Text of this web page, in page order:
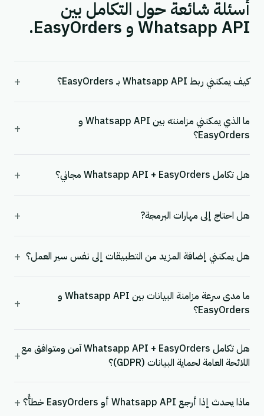
أسئلة شائعة حول التكامل بين
Whatsapp API و EasyOrders.
كيف يمكنني ربط Whatsapp API بـ EasyOrders؟ +
ما الذي يمكنني مزامنته بين Whatsapp API و
EasyOrders؟
+
هل تكامل Whatsapp API + EasyOrders مجاني؟ +
هل احتاج إلى مهارات البرمجة? +
هل يمكنني إضافة المزيد من التطبيقات إلى نفس سير العمل؟ +
ما مدى سرعة مزامنة البيانات بين Whatsapp API و
EasyOrders؟
+
هل تكامل Whatsapp API + EasyOrders آمن ومتوافق مع
اللائحة العامة لحماية البيانات (GDPR)؟
+
ماذا يحدث إذا أرجع Whatsapp API أو EasyOrders خطأً؟ +